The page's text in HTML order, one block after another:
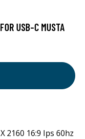
USB-C MUSTA